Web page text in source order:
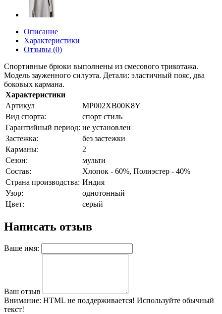
Описание
Характеристики
Отзывы (0)
Спортивные брюки выполнены из смесового трикотажа.
Модель зауженного силуэта. Детали: эластичный пояс, два
боковых кармана.
Характеристики
Артикул
MP002XB00K8Y
Вид спорта:
спорт стиль
Гарантийный период: не установлен
Застежка:
без застежки
Карманы:
2
Сезон:
мульти
Состав:
Хлопок - 60%, Полиэстер - 40%
Страна производства: Индия
Узор:
однотонный
Цвет:
серый
Написать отзыв
Ваше имя:
Ваш отзыв
Внимание: HTML не поддерживается! Используйте обычный
текст!